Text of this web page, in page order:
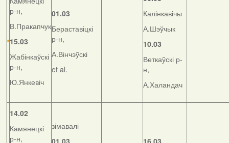
р-н,
В.Пракапчук
15.03
Жабінкаўскі
р-н,
Ю.Янкевіч
01.03
Бераставіцкі
р-н,
А.Вінчэўскі
et al.
Калінкавічы
А.Шэўчык
10.03
Веткаўскі р-
н,
А.Халандач
14.02
Камянецкі
р-н,
зімавалі
01.03
16.03